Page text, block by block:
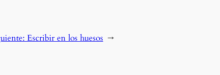
Escribir en los huesos →